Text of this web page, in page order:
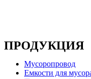
ПРОДУКЦИЯ
Мусоропровод
Емкости для